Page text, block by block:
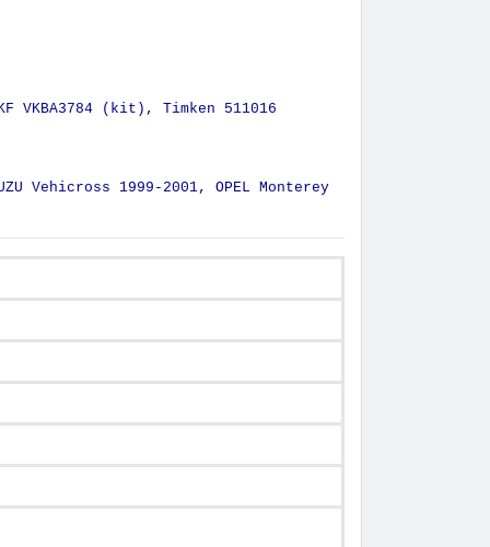
VKBA3784 (kit), Timken 511016
Vehicross 1999-2001, OPEL Monterey